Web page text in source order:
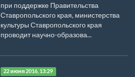
при поддержке Правительства
Ставропольского края, министерства
культуры Ставропольского края
проводит научно-образова...
22 июня 2016, 13:29